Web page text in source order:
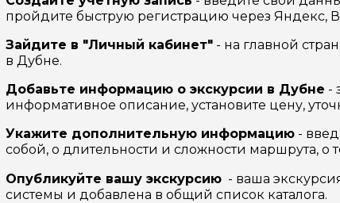
пройдите быструю регистрацию через Яндекс,
Зайдите в "Личный кабинет" - на главной
в Дубне.
Добавьте информацию о экскурсии в Дубне -
информативное описание, установите цену,
Укажите дополнительную информацию -
собой, о длительности и сложности маршрута, о
Опубликуйте вашу экскурсию - ваша
системы и добавлена в общий список каталога.